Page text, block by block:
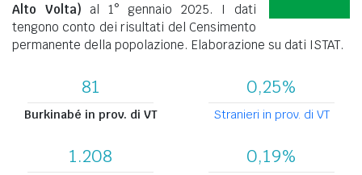
Alto Volta) al 1° gennaio 2025. I dati
tengono conto dei risultati del Censimento
permanente della popolazione. Elaborazione su dati ISTAT.
81
Burkinabé in prov. di VT
0,25%
Stranieri in prov. di VT
1.208 0,19%